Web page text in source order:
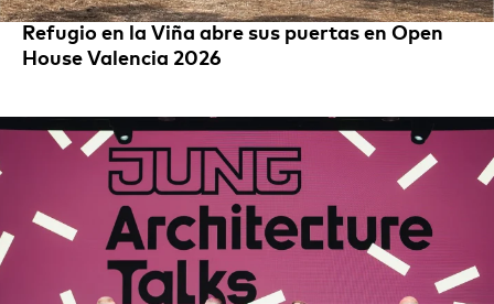
Refugio en la Viña abre sus puertas en Open
House Valencia 2026